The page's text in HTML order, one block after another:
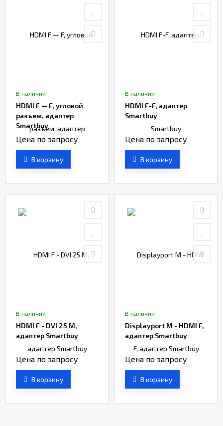
В наличии
HDMI F — F, угловой
разъем, адаптер
Smartbuy
Цена по запросу
В корзину
В наличии
HDMI F-F, адаптер
Smartbuy
Цена по запросу
В корзину
В наличии
HDMI F - DVI 25 M,
адаптер Smartbuy
Цена по запросу
В корзину
В наличии
Displayport M - HDMI F,
адаптер Smartbuy
Цена по запросу
В корзину